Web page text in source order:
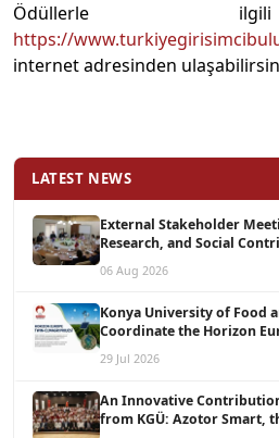
Ödüllerle
https://
internet adresinden
LATEST NEWS
External Stakeholder
Research, and Social
06 Aug 2026
Konya University of Food
Coordinate the Horizon
29 Jul 2026
An Innovative
from KGÜ: Azotor Smart,